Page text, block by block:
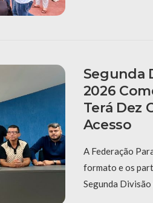
Segunda
2026
Terá Dez
Acesso
A Federação
formato e os
Segunda